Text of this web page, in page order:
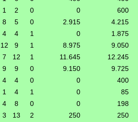
1 2 0 0 600
8 5 0 2.915 4.215
4 4 1 0 1.875
12 9 1 8.975 9.050
7 12 1 11.645 12.245
9 9 0 9.150 9.725
4 4 0 0 400
1 4 1 0 85
4 8 0 0 198
3 13 2 250 250